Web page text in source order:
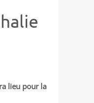
lieu pour la